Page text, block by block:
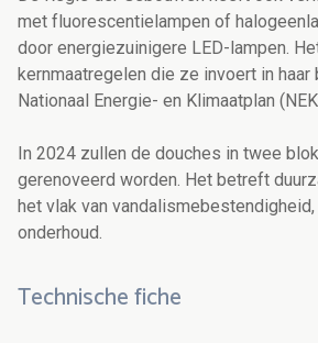
met fluorescentielampen of
door energiezuinigere LED-lampen.
kernmaatregelen die ze invoert in haar
Nationaal Energie- en Klimaatplan
In 2024 zullen de douches in twee
gerenoveerd worden. Het betreft
het vlak van
onderhoud.
Technische fiche